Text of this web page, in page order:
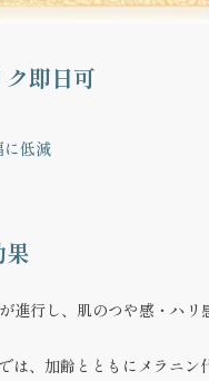
即日可
低減
果
進行し、 肌のつや感・ハリ
は、加齢とともにメラニン